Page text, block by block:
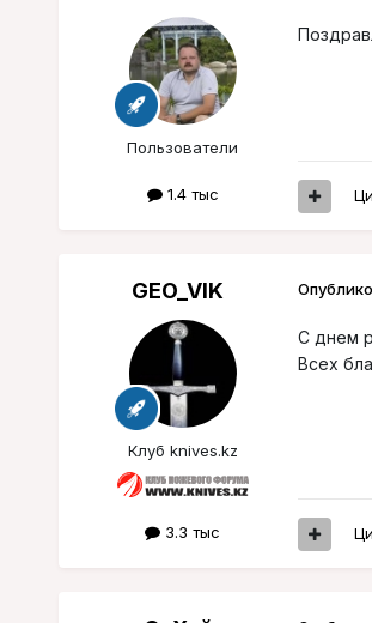
Пользователи
1.4 тыс
GEO_VIK
Клуб knives.kz
3.3 тыс
С днем
Всех